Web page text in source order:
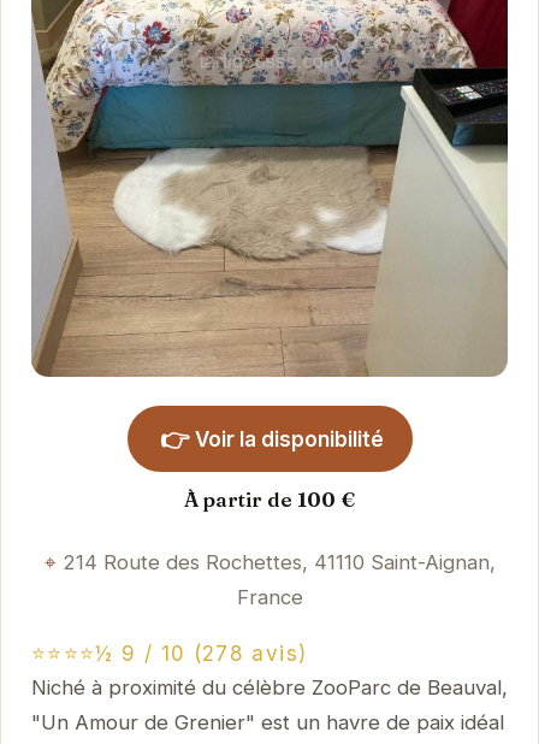
👉 Voir la disponibilité
À partir de 100 €
214 Route des Rochettes, 41110 Saint-Aignan,
France
⭐⭐⭐⭐½ 9 / 10 (278 avis)
Niché à proximité du célèbre ZooParc de Beauval,
"Un Amour de Grenier" est un havre de paix idéal